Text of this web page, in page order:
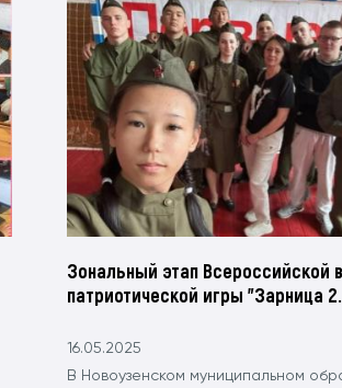
Зональный этап Всероссийской
патриотической игры "Зарница
16.05.2025
В Новоузенском муниципальном